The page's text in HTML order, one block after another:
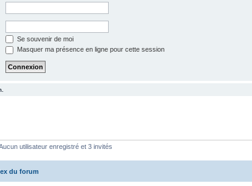
Se souvenir de moi
Masquer ma présence en ligne pour cette session
utilisateur enregistré et 3 invités
du forum